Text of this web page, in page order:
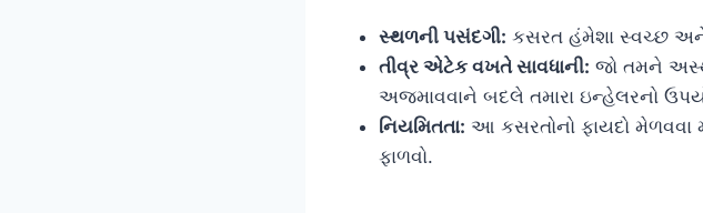
સ્થળની પસંદગી: કસરત હંમેશા સ્વચ્છ અને
તીવ્ર એટેક વખતે સાવધાની: જો તમને
અજમાવવાને બદલે તમારા ઇન્હેલરનો
નિયમિતતા: આ કસરતોનો ફાયદો મેળવવા
ફાળવો.